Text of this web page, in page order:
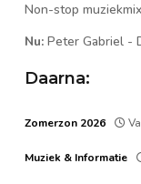
Non-stop
Nu: Peter Gabriel -
Daarna:
Zomerzon 2026
Muziek & Informatie